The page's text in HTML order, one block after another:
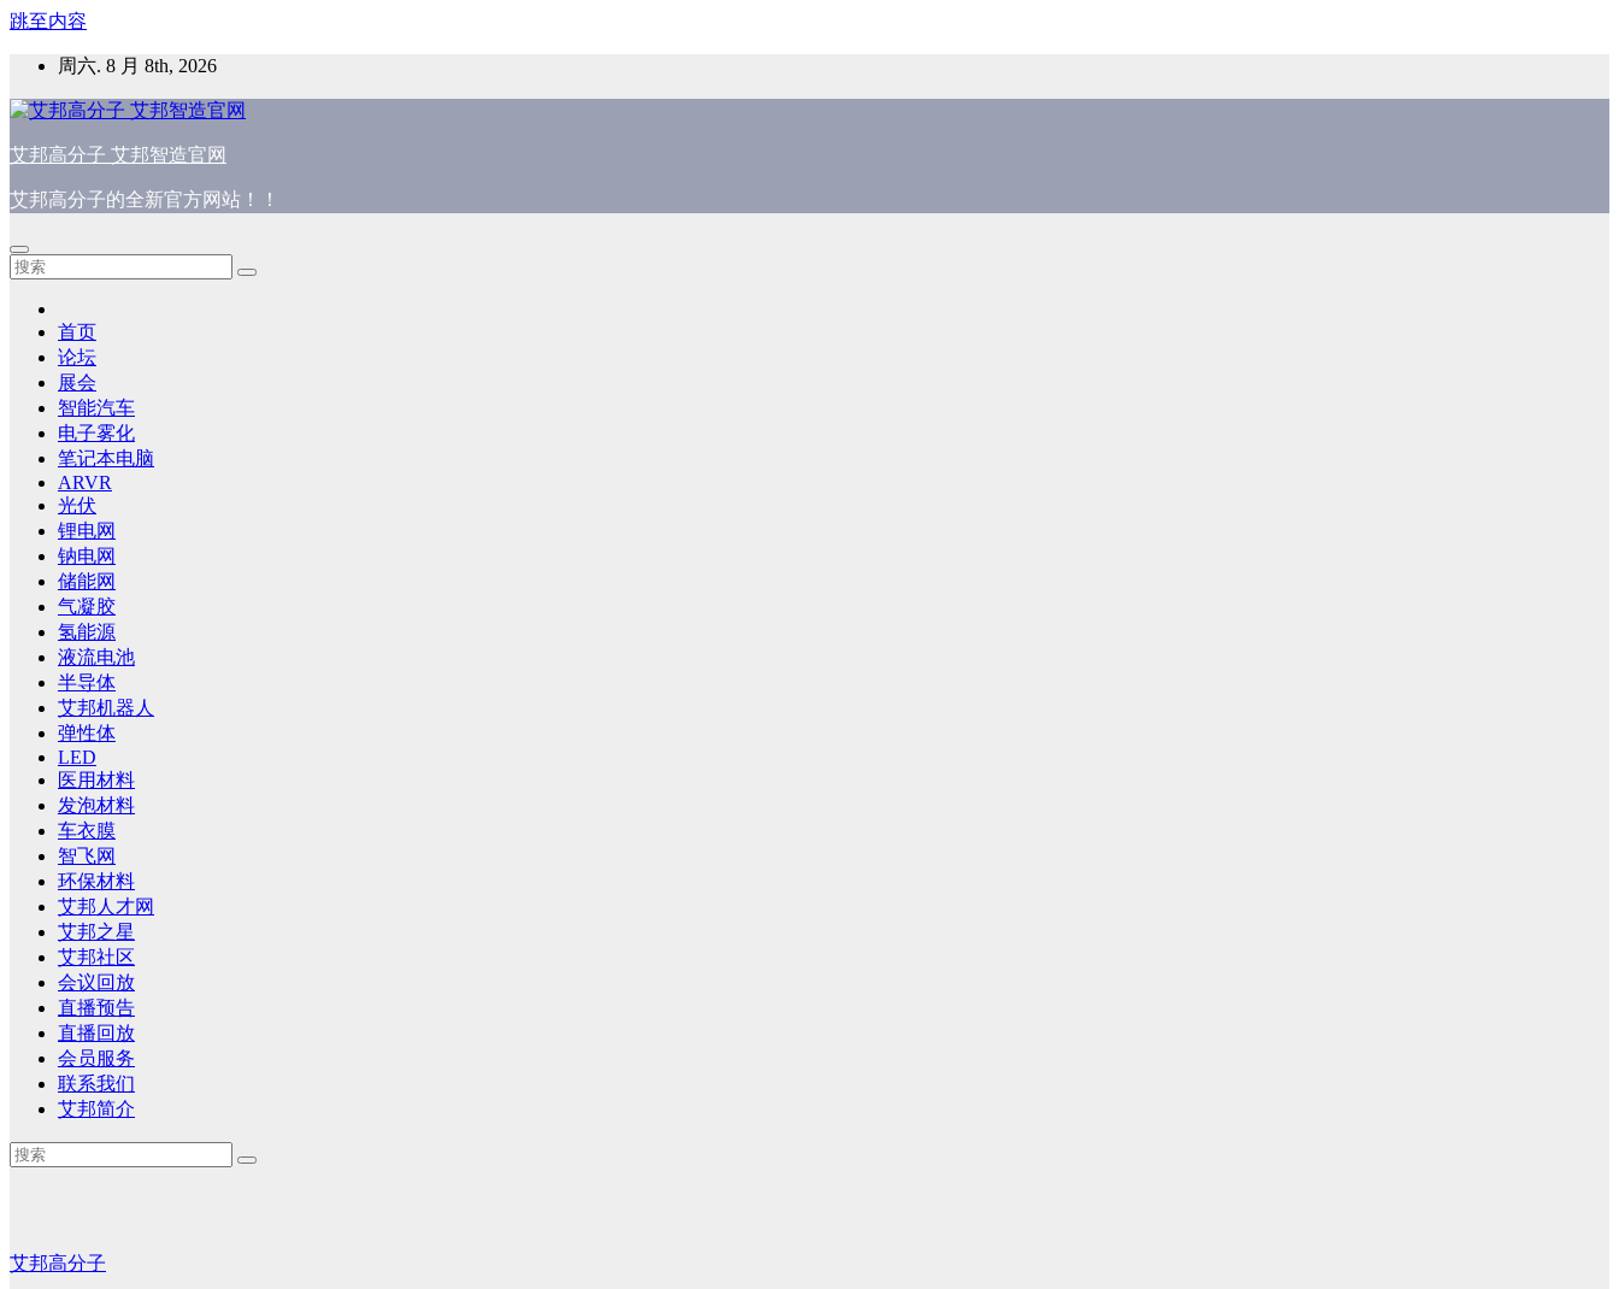
跳至内容
周六. 8 月 8th, 2026
艾邦高分子 艾邦智造官网
艾邦高分子的全新官方网站！！
首页
论坛
展会
智能汽车
电子雾化
笔记本电脑
ARVR
光伏
锂电网
钠电网
储能网
气凝胶
氢能源
液流电池
半导体
艾邦机器人
弹性体
LED
医用材料
发泡材料
车衣膜
智飞网
环保材料
艾邦人才网
艾邦之星
艾邦社区
会议回放
直播预告
直播回放
会员服务
联系我们
艾邦简介
艾邦高分子